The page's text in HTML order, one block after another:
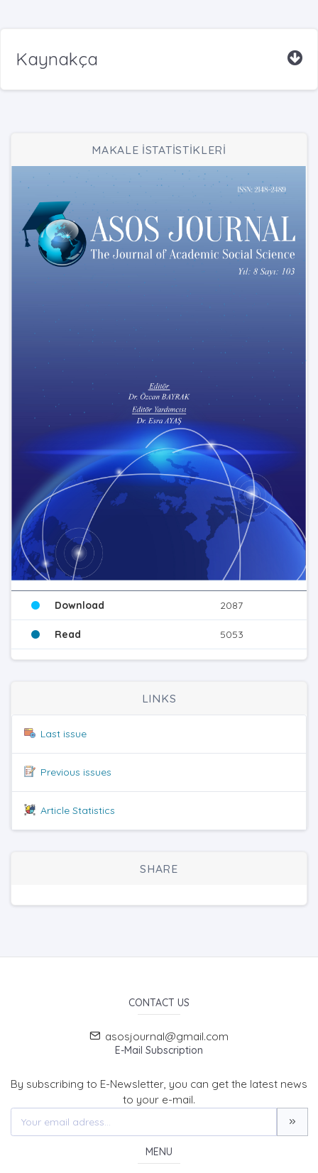
Kaynakça
MAKALE İSTATİSTİKLERİ
Download 2087
Read 5053
LINKS
Last issue
Previous issues
Article Statistics
SHARE
CONTACT US
asosjournal@gmail.com
E-Mail Subscription
By subscribing to E-Newsletter, you can get the latest news
to your e-mail.
MENU